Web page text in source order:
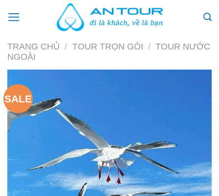
TRANG CHỦ / TOUR TRỌN GÓI / TOUR NƯỚC
NGOÀI
SALE